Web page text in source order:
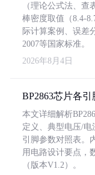
（理论公式法、
棒密度取值（8.4-
际计算案例、误差
2007等国家标准。
2026年8月4日
BP2863芯片各引
本文详细解析
定义、典型电压/
引脚参数对照表。
用电路设计要点，
（版本V1.2）。